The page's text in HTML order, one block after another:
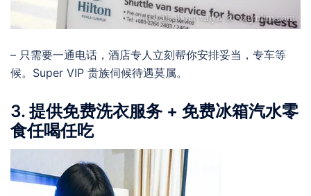
– 只需要一通电话，酒店专人立刻帮你安排妥当，专车等
候。Super VIP 贵族伺候待遇莫属。
3. 提供免费洗衣服务 + 免费冰箱汽水零
食任喝任吃